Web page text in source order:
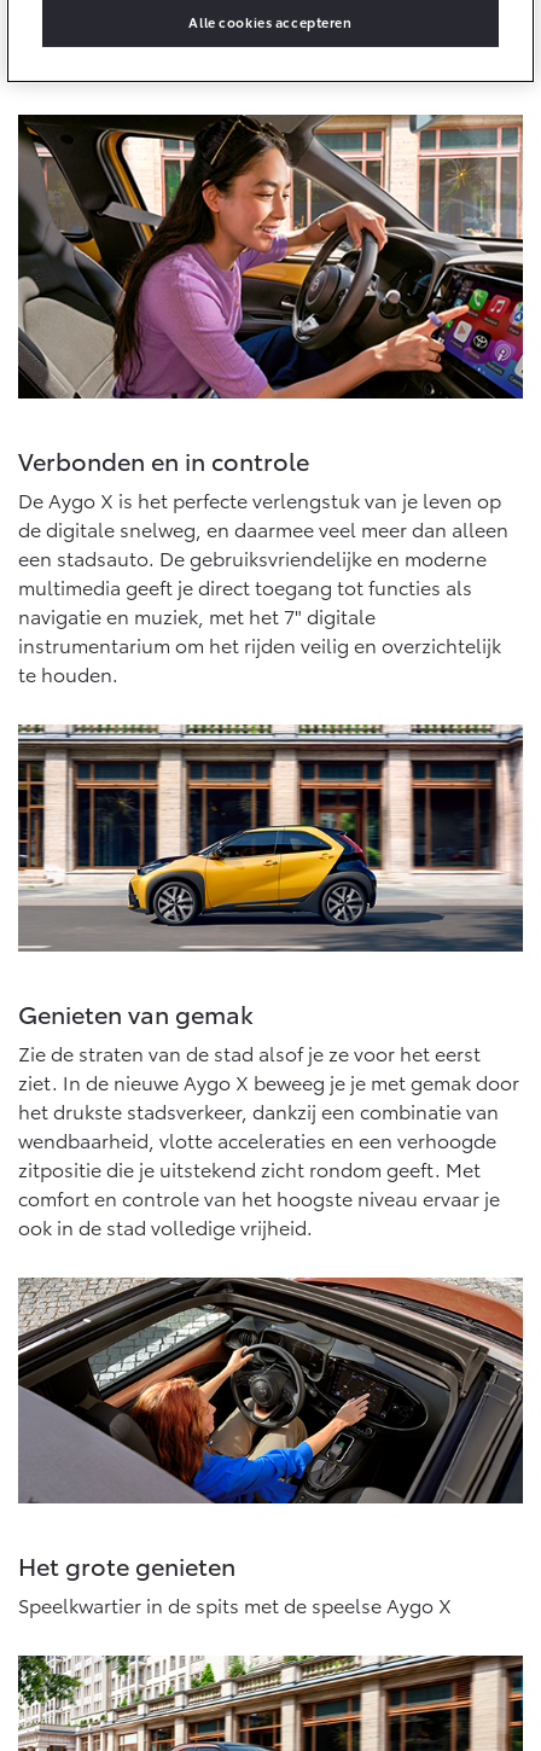
Vanaf € 76.695,- Vanaf € 27.945,-
Proace (excl. BTW)
OOK ALS BATTERIJ-
ELEKTRISCH
Vanaf € 37.500,-
Proace Verso
BATTERIJ-ELEKTRISCH
Vanaf € 55.950,-
Proace Max (excl. BTW)
OOK ALS BATTERIJ-
ELEKTRISCH
Vanaf € 46.301,-
Hilux (excl. BTW)
OOK ALS BATTERIJ-
ELEKTRISCH
Land Cruiser (excl. BTW)
Waar comfort en technologie samenkomen in een
Verbonden en in controle
De Aygo X is het perfecte verlengstuk van je leven op
de digitale snelweg, en daarmee veel meer dan alleen
een stadsauto. De gebruiksvriendelijke en moderne
multimedia geeft je direct toegang tot functies als
navigatie en muziek, met het 7" digitale
instrumentarium om het rijden veilig en overzichtelijk
te houden.
Genieten van gemak
Zie de straten van de stad alsof je ze voor het eerst
ziet. In de nieuwe Aygo X beweeg je je met gemak door
het drukste stadsverkeer, dankzij een combinatie van
wendbaarheid, vlotte acceleraties en een verhoogde
zitpositie die je uitstekend zicht rondom geeft. Met
comfort en controle van het hoogste niveau ervaar je
ook in de stad volledige vrijheid.
Het grote genieten
Speelkwartier in de spits met de speelse Aygo X
Alle cookies accepteren